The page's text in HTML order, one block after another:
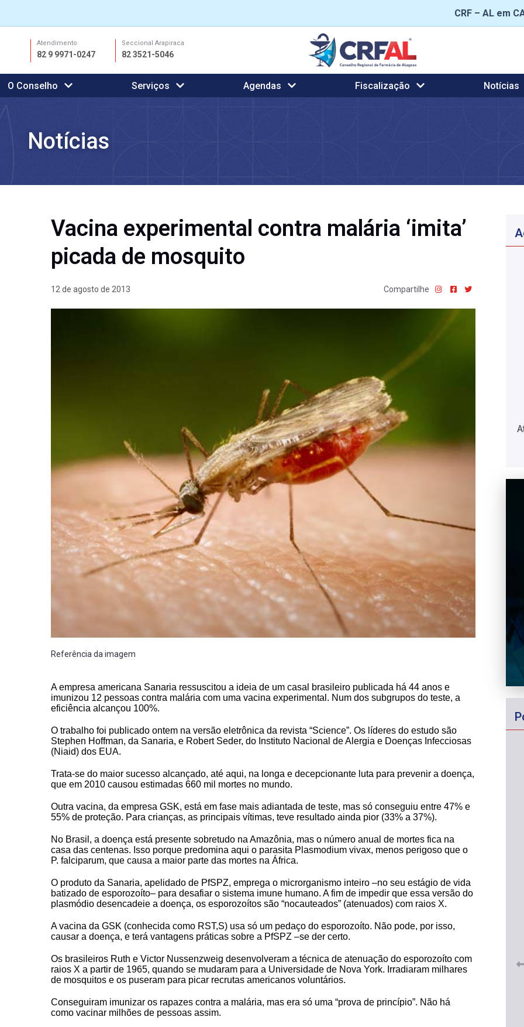
CRF – AL em
conteúdo
Atendimento
82 9 9971-0247
Seccional Arapiraca
82 3521-5046
O Conselho Serviços Agendas Fiscalização Notícias
Notícias
Vacina experimental contra malária ‘imita’
picada de mosquito
12 de agosto de 2013 Compartilhe
Referência da imagem
A empresa americana Sanaria ressuscitou a ideia de um casal brasileiro publicada há 44 anos e
imunizou 12 pessoas contra malária com uma vacina experimental. Num dos subgrupos do teste, a
eficiência alcançou 100%.
O trabalho foi publicado ontem na versão eletrônica da revista “Science”. Os líderes do estudo são
Stephen Hoffman, da Sanaria, e Robert Seder, do Instituto Nacional de Alergia e Doenças Infecciosas
(Niaid) dos EUA.
Trata-se do maior sucesso alcançado, até aqui, na longa e decepcionante luta para prevenir a doença,
que em 2010 causou estimadas 660 mil mortes no mundo.
Outra vacina, da empresa GSK, está em fase mais adiantada de teste, mas só conseguiu entre 47% e
55% de proteção. Para crianças, as principais vítimas, teve resultado ainda pior (33% a 37%).
No Brasil, a doença está presente sobretudo na Amazônia, mas o número anual de mortes fica na
casa das centenas. Isso porque predomina aqui o parasita Plasmodium vivax, menos perigoso que o
P. falciparum, que causa a maior parte das mortes na África.
O produto da Sanaria, apelidado de PfSPZ, emprega o microrganismo inteiro –no seu estágio de vida
batizado de esporozoíto– para desafiar o sistema imune humano. A fim de impedir que essa versão do
plasmódio desencadeie a doença, os esporozoítos são “nocauteados” (atenuados) com raios X.
A vacina da GSK (conhecida como RST,S) usa só um pedaço do esporozoíto. Não pode, por isso,
causar a doença, e terá vantagens práticas sobre a PfSPZ –se der certo.
Os brasileiros Ruth e Victor Nussenzweig desenvolveram a técnica de atenuação do esporozoíto com
raios X a partir de 1965, quando se mudaram para a Universidade de Nova York. Irradiaram milhares
de mosquitos e os puseram para picar recrutas americanos voluntários.
Conseguiram imunizar os rapazes contra a malária, mas era só uma “prova de princípio”. Não há
como vacinar milhões de pessoas assim.
CRF-AL reforça importância do
farmacêutico em nova resolução
da Anvisa sobre medicamentos à
base de Cannabis
29 de janeiro de 2026
CRF-AL renova parceria com
CRF-SP e garante continuidade
do acesso gratuito à Academia
Virtual de Farmácia
26 de maio de 2026